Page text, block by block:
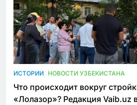
ИСТОРИИ НОВОСТИ УЗБЕКИСТАНА
Что происходит вокруг
«Лолазор»? Редакция Vaib.uz